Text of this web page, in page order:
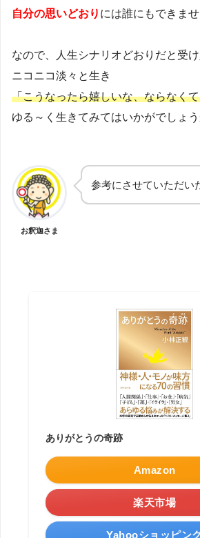
自分の思いどおり には誰にもできま
なので、人生シナリオどおりだと受
ニコニコ淡々と生き
「こうなったら嬉しいな、ならなく
ゆる～く生きてみてはいかがでしょ
お釈迦さま
参考にさせていただい
ありがとうの奇跡
Amazon
楽天市場
Yahooショッピン